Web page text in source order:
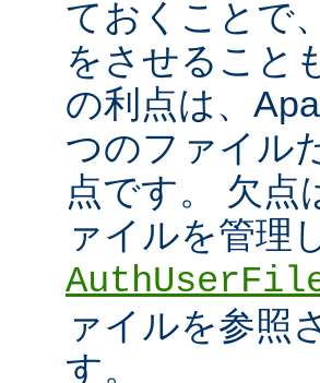
ておくことで
をさせること
の利点は、
つのファイル
点です。 欠点
ァイルを管理
ァイルを参照
す。